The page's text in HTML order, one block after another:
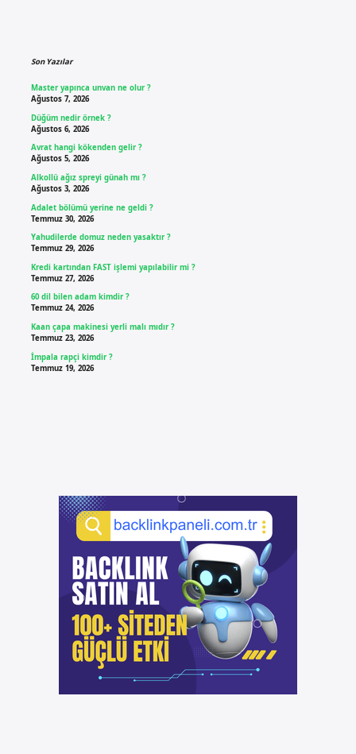
Son Yazılar
Master yapınca unvan ne olur ?
Ağustos 7, 2026
Düğüm nedir örnek ?
Ağustos 6, 2026
Avrat hangi kökenden gelir ?
Ağustos 5, 2026
Alkollü ağız spreyi günah mı ?
Ağustos 3, 2026
Adalet bölümü yerine ne geldi ?
Temmuz 30, 2026
Yahudilerde domuz neden yasaktır ?
Temmuz 29, 2026
Kredi kartından FAST işlemi yapılabilir mi ?
Temmuz 27, 2026
60 dil bilen adam kimdir ?
Temmuz 24, 2026
Kaan çapa makinesi yerli malı mıdır ?
Temmuz 23, 2026
İmpala rapçi kimdir ?
Temmuz 19, 2026